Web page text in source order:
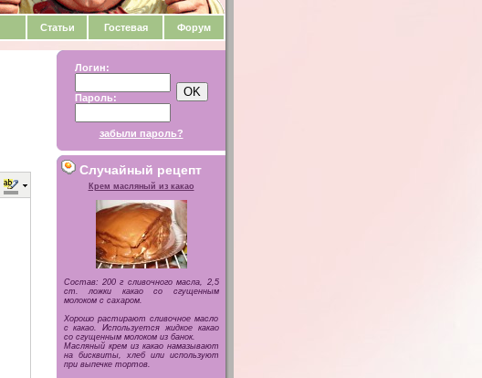
Статьи Гостевая Форум
Логин:
Пароль:
забыли пароль?
Случайный рецепт
Крем масляный из какао
Состав: 200 г сливочного масла, 2,5
ст. ложки какао со сгущенным
молоком с сахаром.
Хорошо растирают сливочное масло
с какао. Используется жидкое какао
со сгущенным молоком из банок.
Масляный крем из какао намазывают
на бисквиты, хлеб или используют
при выпечке тортов.